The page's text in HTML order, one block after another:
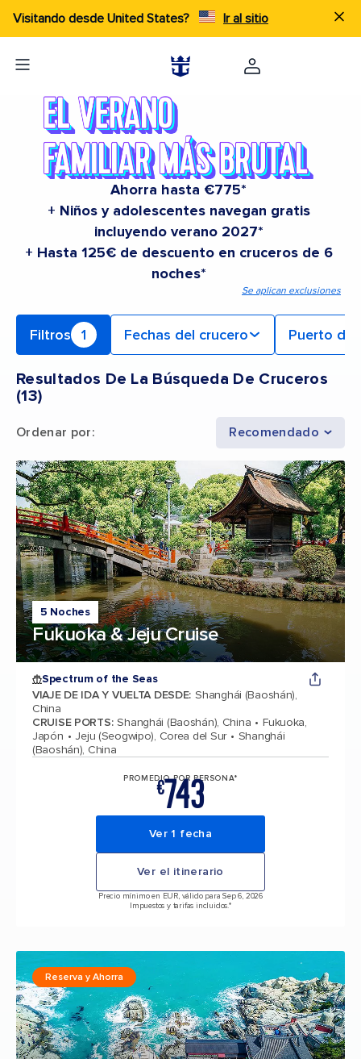
Visitando desde United States? Ir al sitio
Ahorra hasta €775*
+ Niños y adolescentes navegan gratis
incluyendo verano 2027*
+ Hasta 125€ de descuento en cruceros de 6
noches*
Se aplican exclusiones
Filtros 1 Fechas del crucero Puerto de
Resultados De La Búsqueda De Cruceros
(13)
Ordenar por: Recomendado
5 Noches
Fukuoka & Jeju Cruise
Spectrum of the Seas
VIAJE DE IDA Y VUELTA DESDE: Shanghái (Baoshán),
China
CRUISE PORTS: Shanghái (Baoshán), China
Fukuoka,
Japón
Jeju (Seogwipo), Corea del Sur
Shanghái
(Baoshán), China
PROMEDIO POR PERSONA*
€743
Ver 1 fecha
Ver el itinerario
Precio mínimo en EUR, válido para Sep 6, 2026
Impuestos y tarifas incluidos.*
Reserva y Ahorra